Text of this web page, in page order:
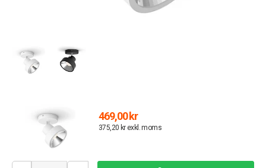
469,00 kr
375,20 kr exkl. moms